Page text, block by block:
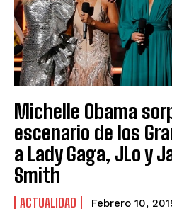
Michelle Obama
escenario de los
a Lady Gaga, JLo y
Smith
ACTUALIDAD Febrero 10,